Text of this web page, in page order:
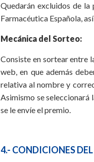
Quedarán excluidos de
Farmacéutica Española,
Mecánica del Sorteo:
Consiste en sortear entre
web, en que además
relativa al nombre y
Asimismo se seleccionará
se le envíe el premio.
4.- CONDICIONES